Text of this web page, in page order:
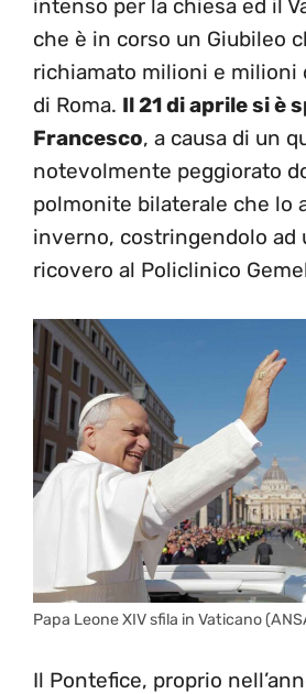
intenso per la chiesa ed il
che è in corso un Giubileo
richiamato milioni e milioni
di Roma. Il 21 di aprile si è
Francesco, a causa di un
notevolmente peggiorato
polmonite bilaterale che lo
inverno, costringendolo ad
ricovero al Policlinico
Papa Leone XIV sfila in Vaticano
Il Pontefice, proprio